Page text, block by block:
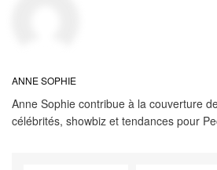
ANNE SOPHIE
Anne Sophie contribue à la couverture
célébrités, showbiz et tendances pour